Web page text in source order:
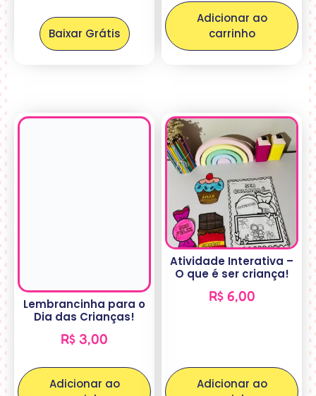
Baixar Grátis
Adicionar ao
carrinho
Lembrancinha para o
Dia das Crianças!
R$ 3,00
Adicionar ao
Atividade Interativa –
O que é ser criança!
R$6,00
Adicionar ao